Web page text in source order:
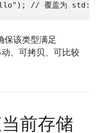
// 覆盖为
保该类型满足
、可拷贝、可比较
前存储